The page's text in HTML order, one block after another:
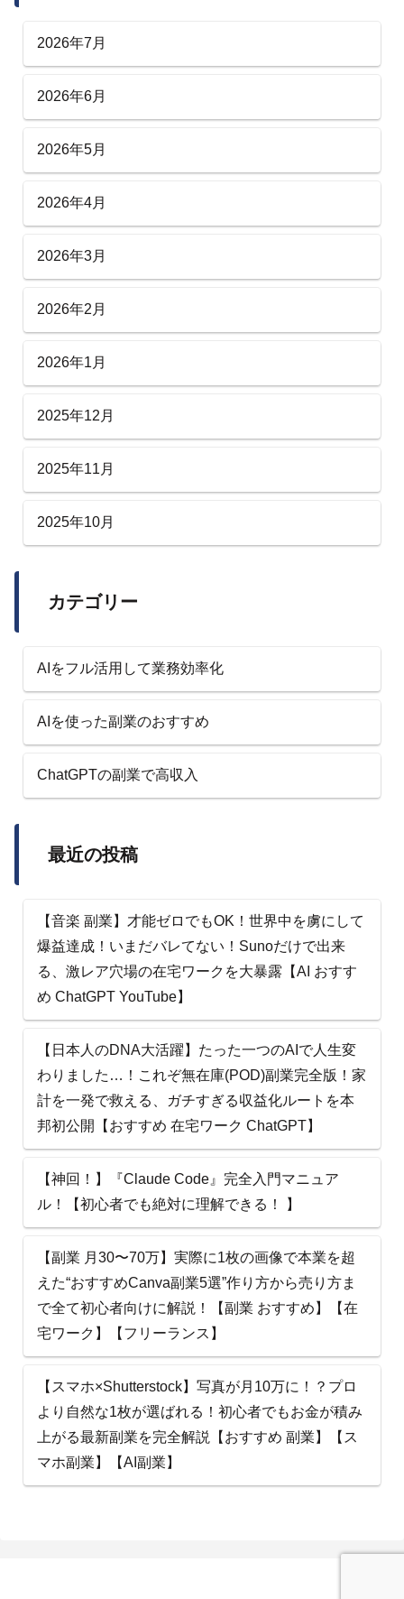
2026年7月
2026年6月
2026年5月
2026年4月
2026年3月
2026年2月
2026年1月
2025年12月
2025年11月
2025年10月
カテゴリー
AIをフル活用して業務効率化
AIを使った副業のおすすめ
ChatGPTの副業で高収入
最近の投稿
【音楽 副業】才能ゼロでもOK！世界中を虜にして
爆益達成！いまだバレてない！Sunoだけで出来
る、激レア穴場の在宅ワークを大暴露【AI おすす
め ChatGPT YouTube】
【日本人のDNA大活躍】たった一つのAIで人生変
わりました…！これぞ無在庫(POD)副業完全版！家
計を一発で救える、ガチすぎる収益化ルートを本
邦初公開【おすすめ 在宅ワーク ChatGPT】
【神回！】『Claude Code』完全入門マニュア
ル！【初心者でも絶対に理解できる！ 】
【副業 月30〜70万】実際に1枚の画像で本業を超
えた“おすすめCanva副業5選”作り方から売り方ま
で全て初心者向けに解説！【副業 おすすめ】【在
宅ワーク】【フリーランス】
【スマホ×Shutterstock】写真が月10万に！？プロ
より自然な1枚が選ばれる！初心者でもお金が積み
上がる最新副業を完全解説【おすすめ 副業】【ス
マホ副業】【AI副業】